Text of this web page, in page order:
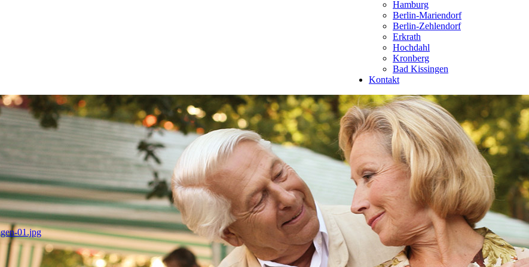
Hamburg
Berlin-Mariendorf
Berlin-Zehlendorf
Erkrath
Hochdahl
Kronberg
Bad Kissingen
Kontakt
01.jpg